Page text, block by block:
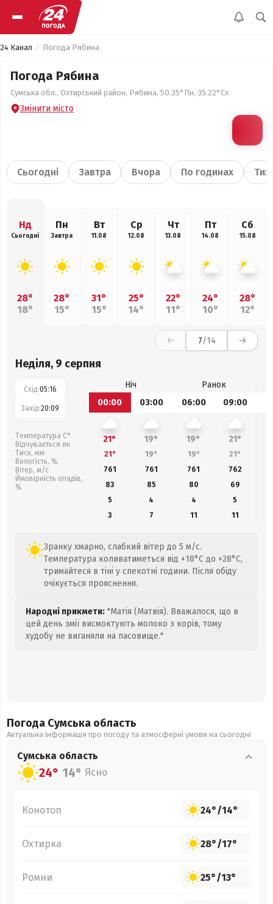
24 Канал Погода Рябина
Погода Рябина
Сумська обл., Охтирський район, Рябина, 50.35°Пн, 35.22°Сх
Змінити місто
Сьогодні Завтра Вчора По годинах
Нд
Сьогодні
28°
18°
Пн
Завтра
28°
15°
Вт
11.08
31°
15°
Ср
12.08
25°
14°
Чт
13.08
22°
11°
Пт
14.08
24°
10°
Сб
15.08
28°
12°
7/14
Неділя, 9 серпня
Схід:05:16
Захід:20:09
Температура С°
Відчувається як
Тиск, мм
Вологість, %
Вітер, м/с
Ймовірність опадів,
%
Ніч
Ранок
00:00
03:00 06:00 09:00
21° 19° 19° 21°
21° 19° 19° 21°
761
761 761 762
83
85 80 69
5
4 4
5
3
7 11 11
Зранку хмарно, слабкий вітер до 5 м/с.
Температура коливатиметься від +18°C до +28°C,
тримайтеся в тіні у спекотні години. Після обіду
очікується прояснення.
Народні прикмети: "Матія (Матвія). Вважалося, що в
цей день змії висмоктують молоко з корів, тому
худобу не виганяли на пасовище."
Погода Сумська область
Актуальна інформація про погоду та атмосферні умови на сьогодні
Сумська область
24° 14° Ясно
Конотоп 24°/14°
Охтирка 28°/17°
Ромни 25°/13°